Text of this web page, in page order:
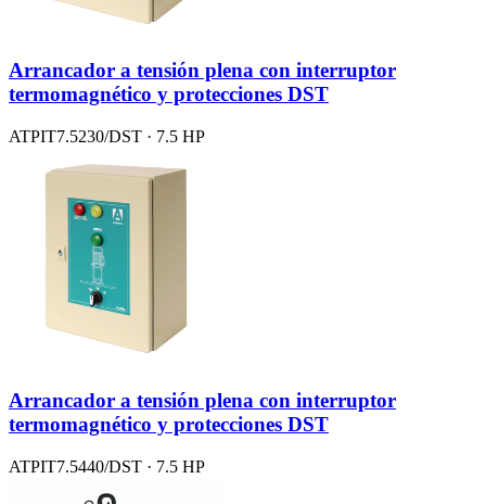
Arrancador a tensión plena con interruptor
termomagnético y protecciones DST
ATPIT7.5230/DST · 7.5 HP
Arrancador a tensión plena con interruptor
termomagnético y protecciones DST
ATPIT7.5440/DST · 7.5 HP